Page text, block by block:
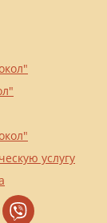
услугу